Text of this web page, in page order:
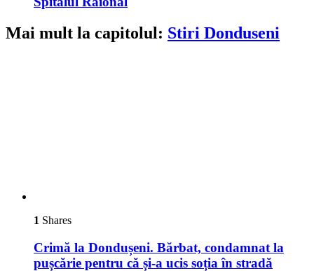
Mai mult la capitolul: Stiri Donduseni
1 Shares
Crimă la Dondușeni. Bărbat, condamnat la
pușcărie pentru că și-a ucis soția în stradă